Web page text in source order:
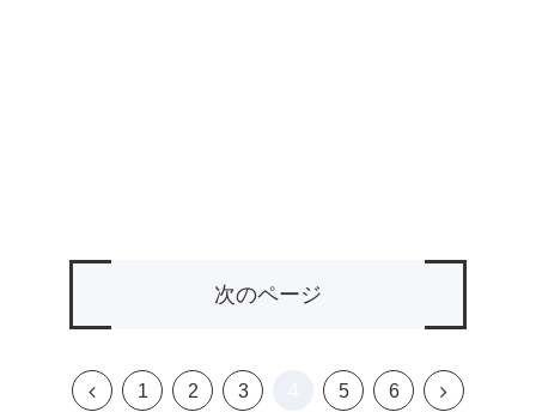
次のページ
前
1 2 3 5 6
次